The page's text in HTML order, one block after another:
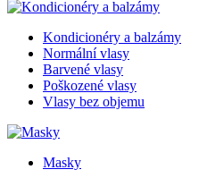
Kondicionéry a balzámy
Normální vlasy
Barvené vlasy
Poškozené vlasy
Vlasy bez objemu
Masky